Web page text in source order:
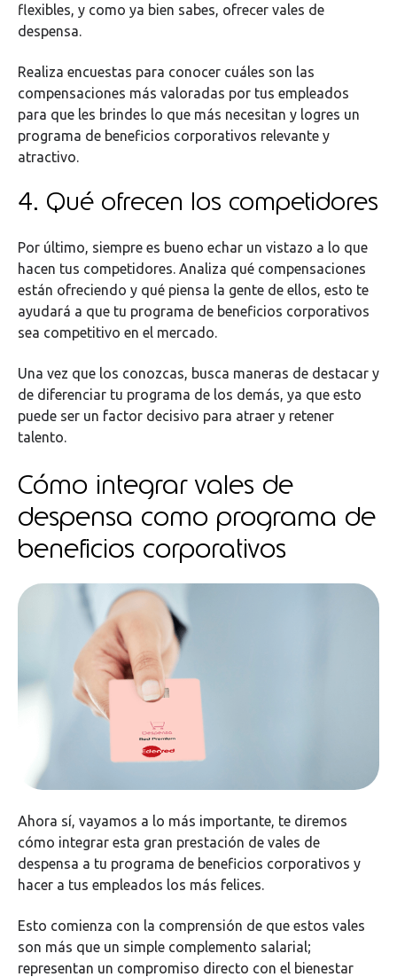
flexibles, y como ya bien sabes, ofrecer vales de
despensa.
Realiza encuestas para conocer cuáles son las
compensaciones más valoradas por tus empleados
para que les brindes lo que más necesitan y logres un
programa de beneficios corporativos relevante y
atractivo.
4. Qué ofrecen los competidores
Por último, siempre es bueno echar un vistazo a lo que
hacen tus competidores. Analiza qué compensaciones
están ofreciendo y qué piensa la gente de ellos, esto te
ayudará a que tu programa de beneficios corporativos
sea competitivo en el mercado.
Una vez que los conozcas, busca maneras de destacar y
de diferenciar tu programa de los demás, ya que esto
puede ser un factor decisivo para atraer y retener
talento.
Cómo integrar vales de
despensa como programa de
beneficios corporativos
Ahora sí, vayamos a lo más importante, te diremos
cómo integrar esta gran prestación de vales de
despensa a tu programa de beneficios corporativos y
hacer a tus empleados los más felices.
Esto comienza con la comprensión de que estos vales
son más que un simple complemento salarial;
representan un compromiso directo con el bienestar